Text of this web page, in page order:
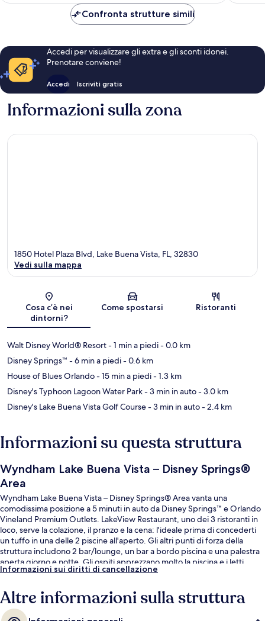
107 €
Confronta strutture simili
Accedi per visualizzare gli extra e gli sconti idonei.
Prenotare conviene!
Accedi Iscriviti gratis
Informazioni sulla zona
Mappa
1850 Hotel Plaza Blvd, Lake Buena Vista, FL, 32830
Vedi sulla mappa
Cosa c’è nei
dintorni?
Come spostarsi Ristoranti
Walt Disney World® Resort- 1 min a piedi- 0.0 km
Disney Springs™ - 6 min a piedi- 0.6 km
House of Blues Orlando- 15 min a piedi- 1.3 km
Disney's Typhoon Lagoon Water Park- 3 min in auto- 3.0 km
Disney's Lake Buena Vista Golf Course- 3 min in auto- 2.4 km
Informazioni su questa struttura
Wyndham Lake Buena Vista – Disney Springs®
Area
Wyndham Lake Buena Vista – Disney Springs® Area vanta una
comodissima posizione a 5 minuti in auto da Disney Springs™ e Orlando
Vineland Premium Outlets. LakeView Restaurant, uno dei 3 ristoranti in
loco, serve la colazione, il pranzo e la cena: l'ideale prima di concederti
un tuffo in una delle 2 piscine all'aperto. Gli altri punti di forza della
struttura includono 2 bar/lounge, un bar a bordo piscina e una palestra
aperta giorno e notte. Gli ospiti apprezzano molto la piscina e i letti
comodi.
Informazioni sui diritti di cancellazione
Altre informazioni sulla struttura